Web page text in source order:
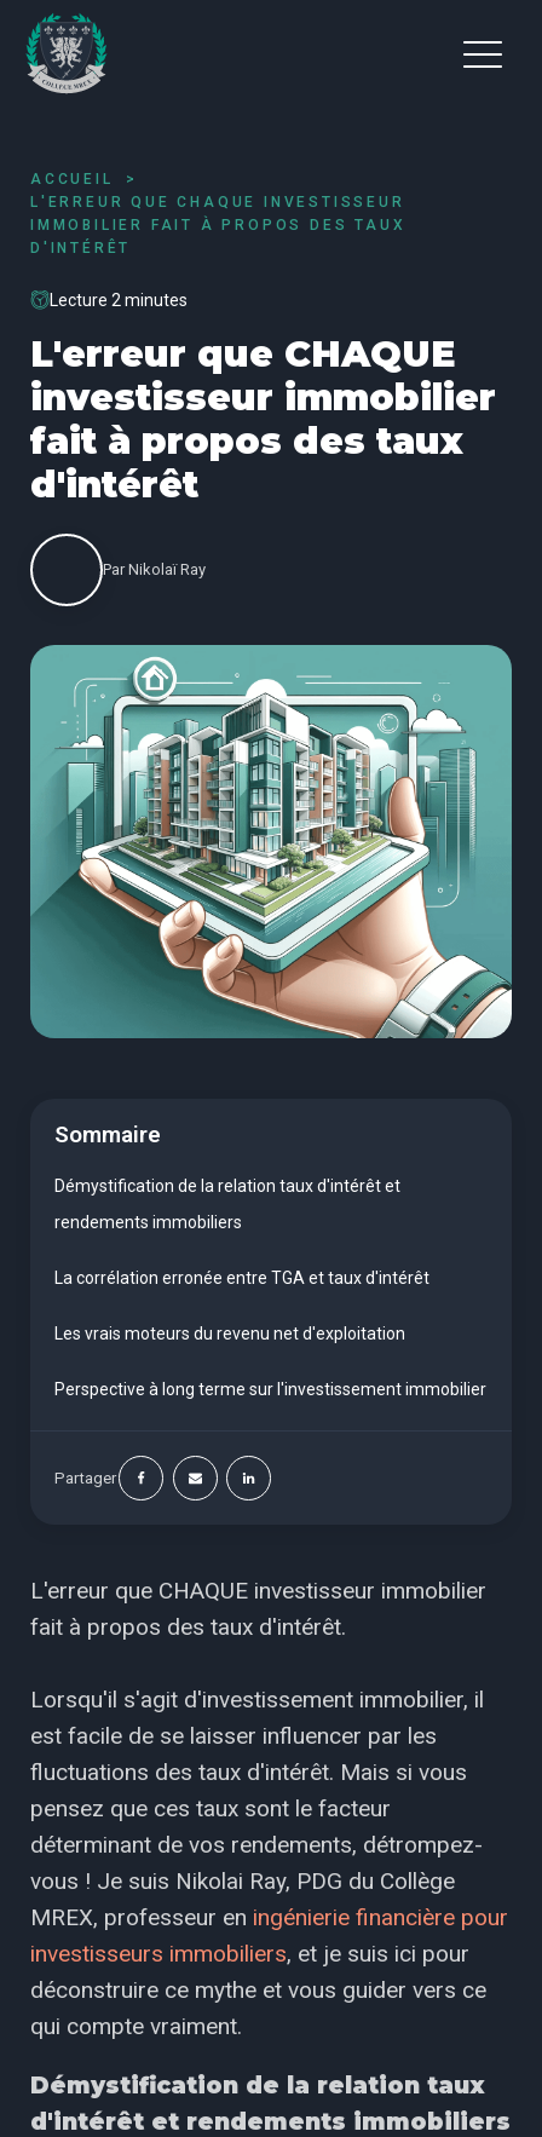
ACCUEIL
L'ERREUR QUE CHAQUE INVESTISSEUR
IMMOBILIER FAIT À PROPOS DES TAUX
D'INTÉRÊT
Lecture 2 minutes
L'erreur que CHAQUE
investisseur immobilier
fait à propos des taux
d'intérêt
Par Nikolaï Ray
Sommaire
Démystification de la relation taux d'intérêt et
rendements immobiliers
La corrélation erronée entre TGA et taux d'intérêt
Les vrais moteurs du revenu net d'exploitation
Perspective à long terme sur l'investissement immobilier
Partager
L'erreur que CHAQUE investisseur immobilier
fait à propos des taux d'intérêt.
Lorsqu'il s'agit d'investissement immobilier, il
est facile de se laisser influencer par les
fluctuations des taux d'intérêt. Mais si vous
pensez que ces taux sont le facteur
déterminant de vos rendements, détrompez-
vous ! Je suis Nikolai Ray, PDG du Collège
MREX, professeur en ingénierie financière pour
investisseurs immobiliers, et je suis ici pour
déconstruire ce mythe et vous guider vers ce
qui compte vraiment.
Démystification de la relation taux
d'intérêt et rendements immobiliers